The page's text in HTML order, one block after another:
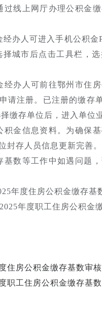
过线上网厅办理公积金
经办人可进入手机公积
择城市后点击工具栏，
经办人可前往鄂州市住
请注册。已注册的缴存
缴存单位后，进入单位
积金信息资料。为确保
封存人员信息更新完善。
基数等工作中如遇问题
年度住房公积金缴存基
年度职工住房公积金
住房公积金缴存基数审
职工住房公积金缴存基